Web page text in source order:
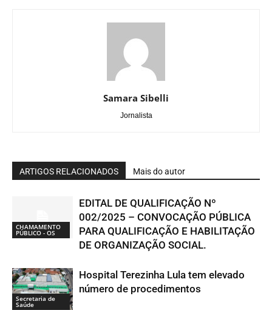
Samara Sibelli
Jornalista
ARTIGOS RELACIONADOS Mais do autor
CHAMAMENTO
PÚBLICO - OS
EDITAL DE QUALIFICAÇÃO Nº
002/2025 – CONVOCAÇÃO PÚBLICA
PARA QUALIFICAÇÃO E HABILITAÇÃO
DE ORGANIZAÇÃO SOCIAL.
Secretaria de
Saúde
Hospital Terezinha Lula tem elevado
número de procedimentos